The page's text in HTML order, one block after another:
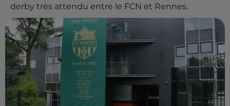
derby très attendu entre le FCN et Rennes.